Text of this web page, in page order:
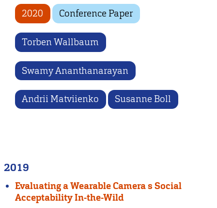
2020 Conference Paper
Torben Wallbaum
Swamy Ananthanarayan
Andrii Matviienko Susanne Boll
2019
Evaluating a Wearable Camera s Social
Acceptability In-the-Wild